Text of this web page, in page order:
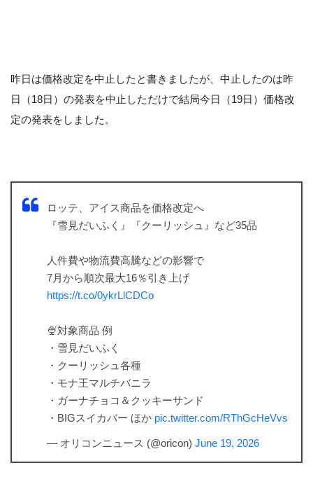
昨日は価格改定を中止したと書きましたが、中止したのは昨
日（18日）の発表を中止しただけで結局今日（19日）価格改
定の発表をしました。
ロッテ、アイス商品を価格改定へ
『雪見だいふく』『クーリッシュ』など35品
人件費や物流費高騰などの影響で
7月から順次最大16％引き上げ
https://t.co/0ykrLlCDCo
🍨対象商品 例
・雪見だいふく
・クーリッシュ各種
・モナ王マルチバニラ
・ガーナチョコ＆クッキーサンド
・BIGスイカバー ほか pic.twitter.com/RThGcHeVvs
— オリコンニュース (@oricon) June 19, 2026